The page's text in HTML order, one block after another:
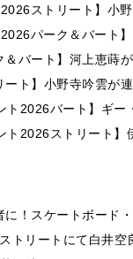
2026ストリート】小
2026パーク＆バート
＆バート】河上恵蒔
ート】小野寺吟雲が
ト2026バート】ギ
ト2026ストリート
！スケートボード
トリートにて白井